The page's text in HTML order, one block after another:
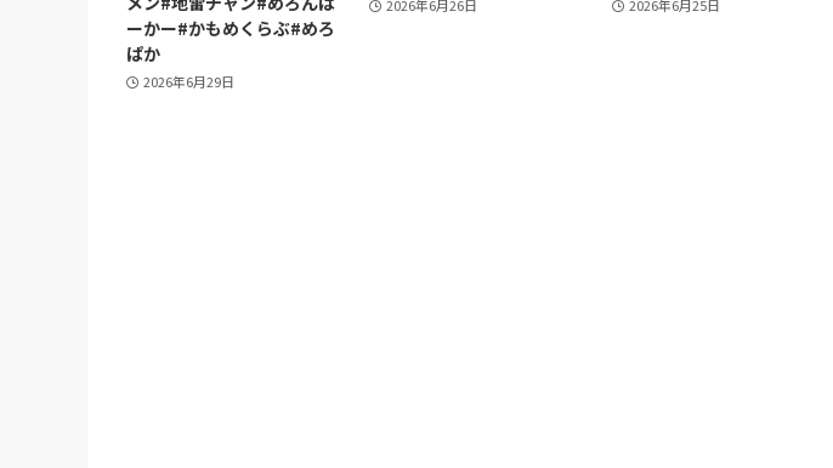
ーかー#かもめくらぶ#めろ
ぱか
2026年6月29日
2026年6月26日 2026年6月25日